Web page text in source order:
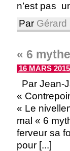
n’est pas
Par Gérard
« 6
16 MARS
Par Jean-
«
« Le
mal « 6
ferveur sa
pour [...]